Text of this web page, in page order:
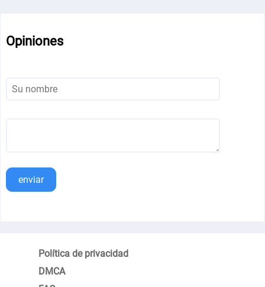
Opiniones
enviar
Política de privacidad
DMCA